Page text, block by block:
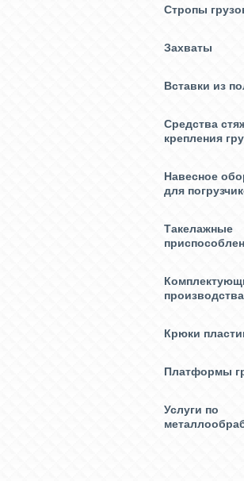
Стропы
Захваты
Вставки из
Средства
крепления
Навесное
для
Такелажные
Крюки
Платформы
Услуги по